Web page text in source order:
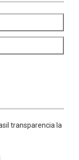
transparencia la